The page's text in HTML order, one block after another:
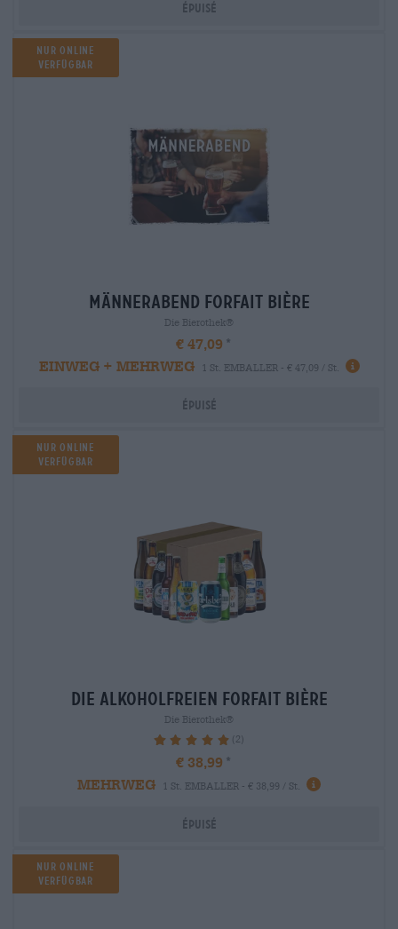
Épuisé
Nur Online
verfügbar
männerabend Forfait bière
Die Bierothek®
€ 47,09
EINWEG + MEHRWEG
1 St. EMBALLER - € 47,09 / St.
Épuisé
Nur Online
verfügbar
die alkoholfreien Forfait bière
Die Bierothek®
100% (2)
€ 38,99
MEHRWEG
1 St. EMBALLER - € 38,99 / St.
Épuisé
Nur online
verfügbar